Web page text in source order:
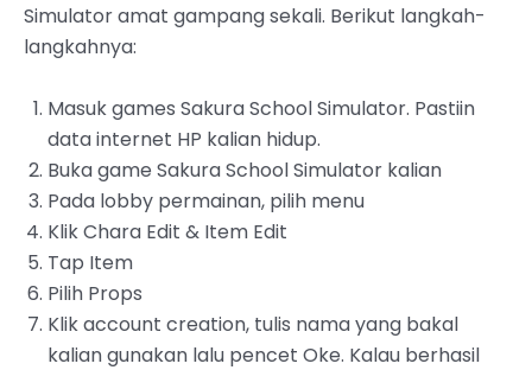
Simulator amat gampang sekali. Berikut langkah-
langkahnya:
Masuk games Sakura School Simulator. Pastiin
data internet HP kalian hidup.
‌Buka game Sakura School Simulator kalian
Pada lobby permainan, pilih menu
Klik Chara Edit & Item Edit
Tap Item
Pilih Props
‌Klik account creation, tulis nama yang bakal
kalian gunakan lalu pencet Oke. Kalau berhasil